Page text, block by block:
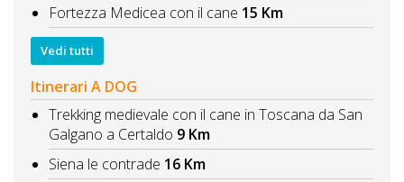
Fortezza Medicea con il cane 15 Km
Vedi tutti
Itinerari A DOG
Trekking medievale con il cane in Toscana da San
Galgano a Certaldo 9 Km
Siena le contrade 16 Km